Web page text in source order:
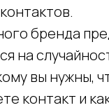
бренда
на
вы нужны,
контакт и